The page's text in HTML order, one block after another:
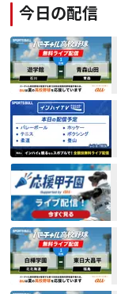
今日の配信